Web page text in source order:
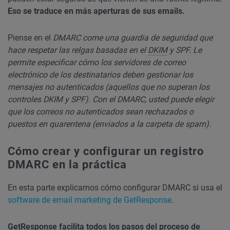
Eso se traduce en más aperturas de sus emails.
Piense en el DMARC come una guardia de seguridad que
hace respetar las relgas basadas en elDKIMy SPF. Le
permite especificar cómo los servidores de correo
electrónico de los destinatarios deben gestionar los
mensajes no autenticados (aquellos que no superan los
controles DKIM y SPF). Con el DMARC, usted puede elegir
que los correos no autenticados sean rechazados o
puestos en quarentena (enviados a la carpeta de spam).
Cómo crear y configurar un registro
DMARC en la práctica
En esta parte explicamos cómo configurar DMARC si usa el
software de email marketing de GetResponse.
GetResponse facilita todos los pasos del proceso de